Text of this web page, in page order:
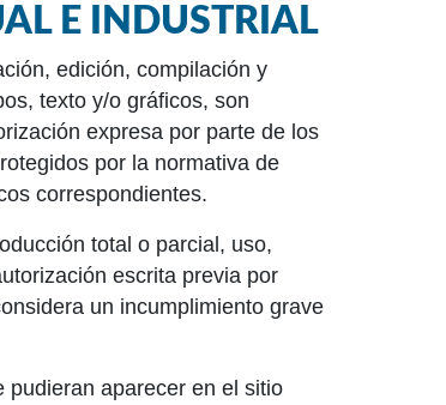
E INDUSTRIAL
edición, compilación y
texto y/o gráficos, son
expresa por parte de los
por la normativa de
correspondientes.
total o parcial, uso,
escrita previa por
un incumplimiento grave
pudieran aparecer en el sitio